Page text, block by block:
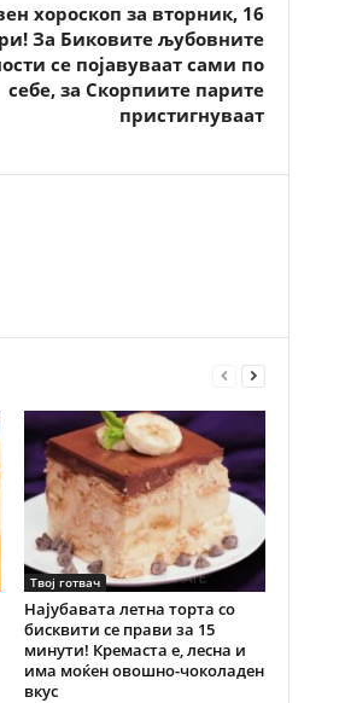
хороскоп за вторник, 16
За Биковите љубовните
се појавуваат сами по
себе, за Скорпиите парите
пристигнуваат
Твој готвач
Најубавата летна торта со
бисквити се прави за 15
минути! Кремаста е, лесна и
има моќен овошно-чоколаден
вкус